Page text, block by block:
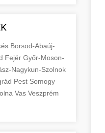
Borsod-Abaúj-
Fejér Győr-Moson-
Nagykun-Szolnok
Pest Somogy
Vas Veszprém